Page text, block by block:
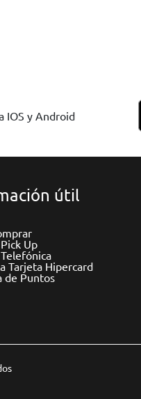
IOS y Android
útil
Up
Tarjeta Hipercard
de Puntos